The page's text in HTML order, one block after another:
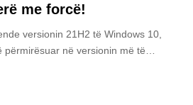
me forcë!
versionin 21H2 të Windows 10,
në versionin më të…